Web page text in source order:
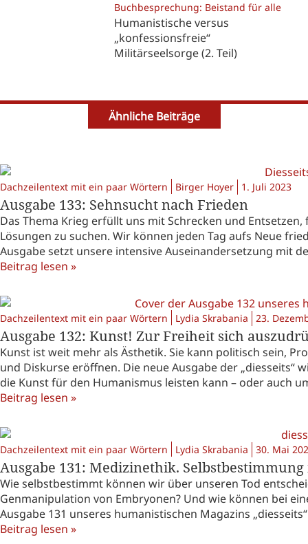
Buchbesprechung: Beistand für alle
Humanistische versus
„konfessionsfreie“
Militärseelsorge (2. Teil)
Ähnliche Beiträge
Dachzeilentext mit ein paar Wörtern Birger Hoyer 1. Juli 2023
Ausgabe 133: Sehnsucht nach Frieden
Das Thema Krieg erfüllt uns mit Schrecken und
Lösungen zu suchen. Wir können jeden Tag aufs Neue
Ausgabe setzt unsere intensive Auseinandersetzung mit
Beitrag lesen »
Dachzeilentext mit ein paar Wörtern Lydia Skrabania 23.
Ausgabe 132: Kunst! Zur Freiheit sich
Kunst ist weit mehr als Ästhetik. Sie kann politisch sein,
und Diskurse eröffnen. Die neue Ausgabe der
die Kunst für den Humanismus leisten kann – oder auch
Beitrag lesen »
Dachzeilentext mit ein paar Wörtern Lydia Skrabania 30. Mai
Ausgabe 131: Medizinethik.
Wie selbstbestimmt können wir über unseren Tod
Genmanipulation von Embryonen? Und wie können bei
Ausgabe 131 unseres humanistischen Magazins
Beitrag lesen »